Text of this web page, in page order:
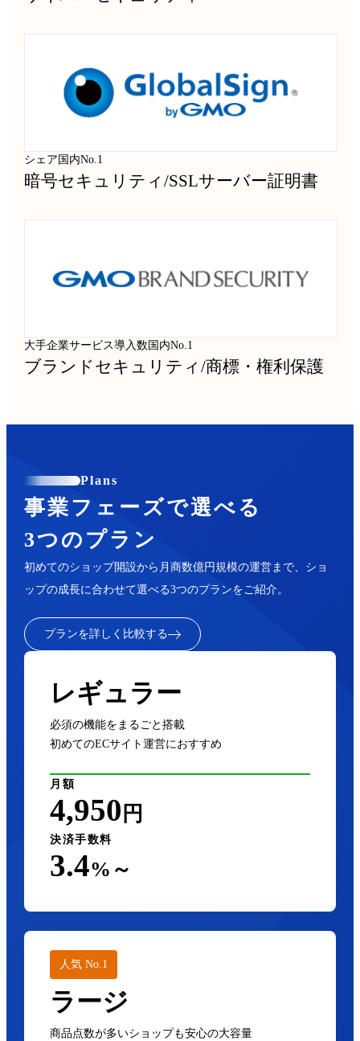
シェア国内No.1
暗号セキュリティ/SSLサーバー証明書
大手企業サービス導入数国内No.1
ブランドセキュリティ/商標・権利保護
Plans
事業フェーズで選べる
3つのプラン
初めてのショップ開設から月商数億円規模の運営まで、ショ
ップの成長に合わせて選べる3つのプランをご紹介。
プランを詳しく比較する
レギュラー
必須の機能をまるごと搭載
初めてのECサイト運営におすすめ
月額
4,950 円
決済手数料
3.4%～
人気 No.1
ラージ
商品点数が多いショップも安心の大容量